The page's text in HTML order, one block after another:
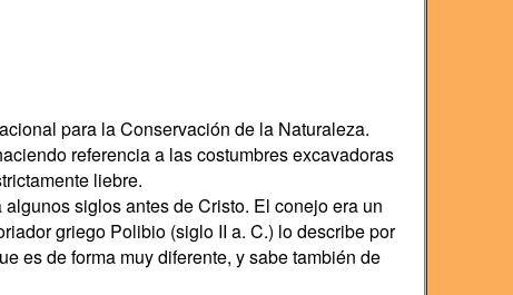
para la Conservación de la Naturaleza.
referencia a las costumbres excavadoras
liebre.
siglos antes de Cristo. El conejo era un
griego Polibio (siglo II a. C.) lo describe por
es de forma muy diferente, y sabe también de